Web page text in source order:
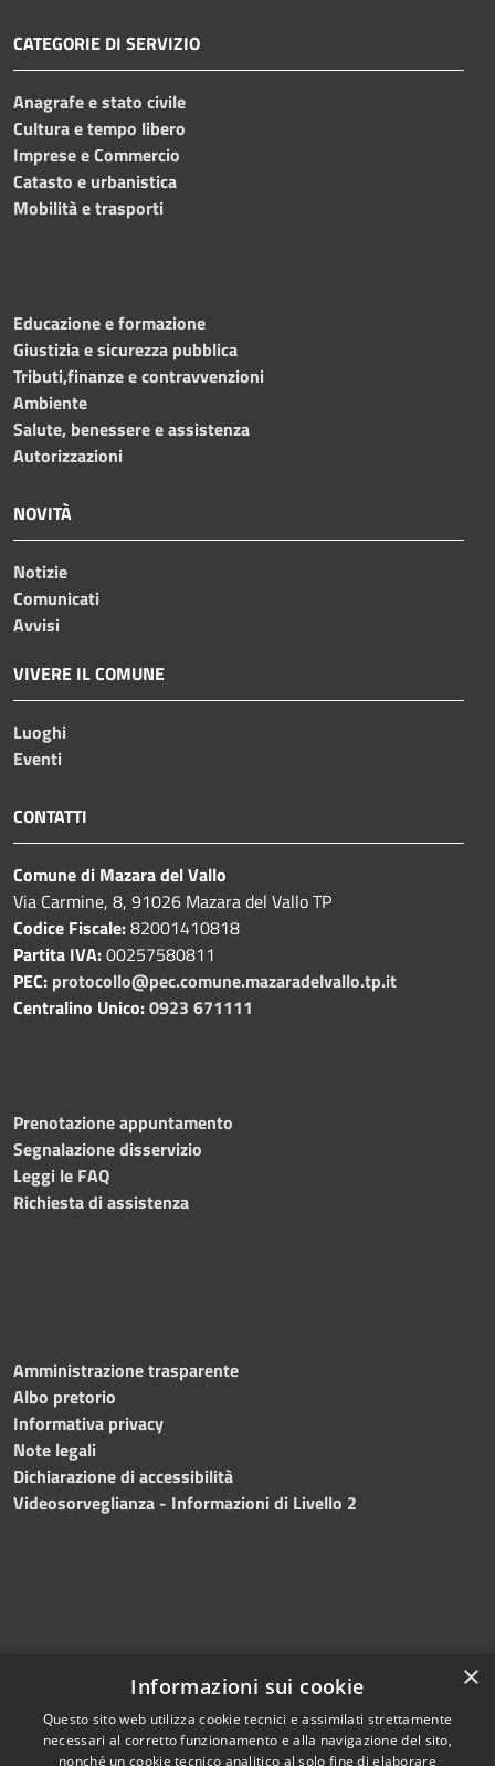
CATEGORIE DI SERVIZIO
Anagrafe e stato civile
Cultura e tempo libero
Imprese e Commercio
Catasto e urbanistica
Mobilità e trasporti
Educazione e formazione
Giustizia e sicurezza pubblica
Tributi,finanze e contravvenzioni
Ambiente
Salute, benessere e assistenza
Autorizzazioni
NOVITÀ
Notizie
Comunicati
Avvisi
VIVERE IL COMUNE
Luoghi
Eventi
CONTATTI
Comune di Mazara del Vallo
Via Carmine, 8, 91026 Mazara del Vallo TP
Codice Fiscale:82001410818
Partita IVA:00257580811
PEC: protocollo@pec.comune.mazaradelvallo.tp.it
Centralino Unico:0923 671111
Prenotazione appuntamento
Segnalazione disservizio
Leggi le FAQ
Richiesta di assistenza
Amministrazione trasparente
Albo pretorio
Informativa privacy
Note legali
Dichiarazione di accessibilità
Videosorveglianza - Informazioni di Livello 2
Copyright © 2024 •
×
Informazioni sui cookie
Questo sito web utilizza cookie tecnici e assimilati strettamente
necessari al corretto funzionamento e alla navigazione del sito,
nonché un cookie tecnico analitico al solo fine di elaborare